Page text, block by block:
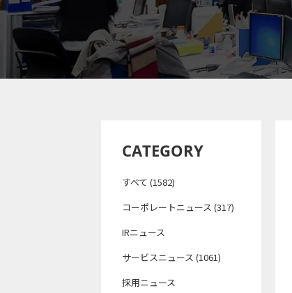
CATEGORY
すべて (1582)
コーポレートニュース (317)
IRニュース
サービスニュース (1061)
採用ニュース